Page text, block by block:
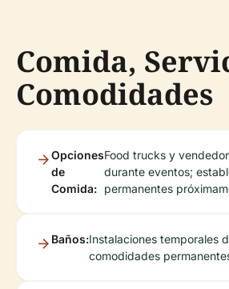
Comida,
Comodidades
Opciones
de
Comida:
Food trucks y
durante eventos;
permanentes
Baños:Instalaciones temporales
comodidades